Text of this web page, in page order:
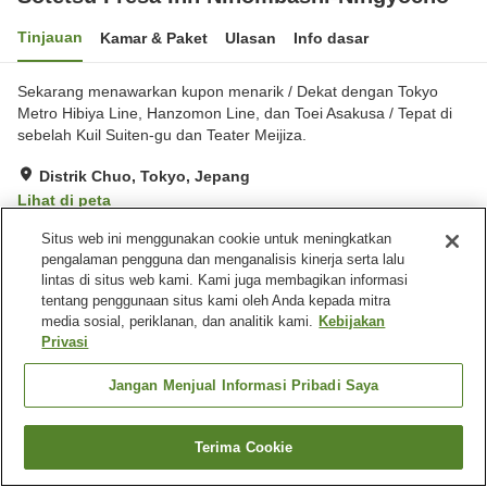
Tinjauan Kamar & Paket Ulasan Info dasar
Sekarang menawarkan kupon menarik / Dekat dengan Tokyo
Metro Hibiya Line, Hanzomon Line, dan Toei Asakusa / Tepat di
sebelah Kuil Suiten-gu dan Teater Meijiza.
Distrik Chuo, Tokyo, Jepang
Lihat di peta
Sangat baik Ulasan: 134
Fasilitas properti
Spa / Salon kecantikan
Lounge
Mesin penjual otomatis
Beranda Jepang Tokyo
Distrik Chuo
Sotetsu Fresa Inn Nihombashi-Ningyocho
Cari kamar
Situs web ini menggunakan cookie untuk meningkatkan
pengalaman pengguna dan menganalisis kinerja serta lalu
lintas di situs web kami. Kami juga membagikan informasi
tentang penggunaan situs kami oleh Anda kepada mitra
media sosial, periklanan, dan analitik kami. Kebijakan
Privasi
Jangan Menjual Informasi Pribadi Saya
Terima Cookie